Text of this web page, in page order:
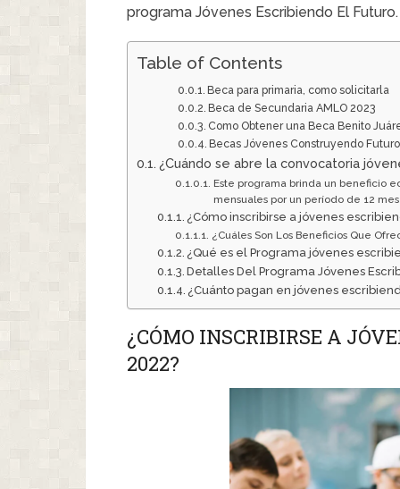
programa Jóvenes Escribiendo El Futuro.
Table of Contents
Beca para primaria, como solicitarla
Beca de Secundaria AMLO 2023
Como Obtener una Beca Benito
Becas Jóvenes Construyendo Futuro
¿Cuándo se abre la convocatoria
Este programa brinda un beneficio
mensuales por un período de 12
¿Cómo inscribirse a jóvenes
¿Cuáles Son Los Beneficios Que
¿Qué es el Programa jóvenes
Detalles Del Programa Jóvenes
¿Cuánto pagan en jóvenes
¿CÓMO INSCRIBIRSE A
2022?